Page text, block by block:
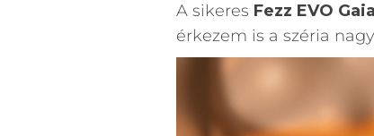
A sikeres Fezz EVO
érkezem is a széria